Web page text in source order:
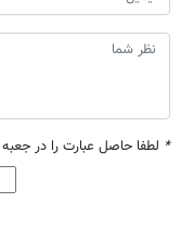
* لطفا حاصل عبارت را در